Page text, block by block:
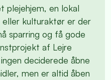
plejehjem, en lokal
eller kulturaktør er der
sparring og få gode
af Lejre
deciderede åbne
men er altid åben